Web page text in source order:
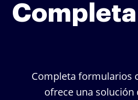
Completa formularios
ofrece una